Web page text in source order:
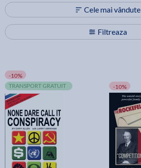
Filtreaza
Cele mai vândute
-10%
TRANSPORT GRATUIT
-10%